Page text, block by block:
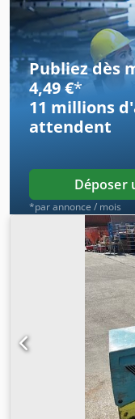
Marche avant/arrière
Publiez dès
4,49 €*
11 millions
attendent
Déposer
*par annonce / mois